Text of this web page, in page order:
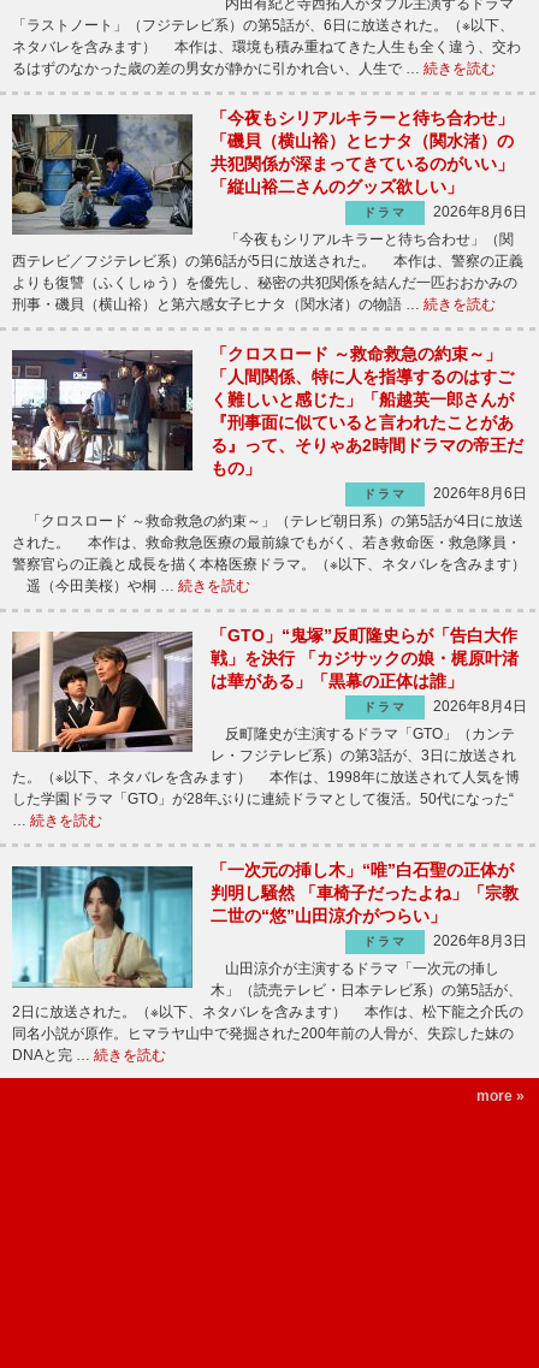
内田有紀と寺西拓人がダブル主演するドラマ
「ラストノート」（フジテレビ系）の第5話が、6日に放送された。（※以下、
ネタバレを含みます） 本作は、環境も積み重ねてきた人生も全く違う、交わ
るはずのなかった歳の差の男女が静かに引かれ合い、人生で … 続きを読む
「今夜もシリアルキラーと待ち合わせ」
「磯貝（横山裕）とヒナタ（関水渚）の
共犯関係が深まってきているのがいい」
「縦山裕二さんのグッズ欲しい」
ドラマ
2026年8月6日
「今夜もシリアルキラーと待ち合わせ」（関
西テレビ／フジテレビ系）の第6話が5日に放送された。 本作は、警察の正義
よりも復讐（ふくしゅう）を優先し、秘密の共犯関係を結んだ一匹おおかみの
刑事・磯貝（横山裕）と第六感女子ヒナタ（関水渚）の物語 … 続きを読む
「クロスロード ～救命救急の約束～」
「人間関係、特に人を指導するのはすご
く難しいと感じた」「船越英一郎さんが
『刑事面に似ていると言われたことがあ
る』って、そりゃあ2時間ドラマの帝王だ
もの」
ドラマ
2026年8月6日
「クロスロード ～救命救急の約束～」（テレビ朝日系）の第5話が4日に放送
された。 本作は、救命救急医療の最前線でもがく、若き救命医・救急隊員・
警察官らの正義と成長を描く本格医療ドラマ。（※以下、ネタバレを含みます）
遥（今田美桜）や桐 … 続きを読む
「GTO」“鬼塚”反町隆史らが「告白大作
戦」を決行 「カジサックの娘・梶原叶渚
は華がある」「黒幕の正体は誰」
ドラマ
2026年8月4日
反町隆史が主演するドラマ「GTO」（カンテ
レ・フジテレビ系）の第3話が、3日に放送され
た。（※以下、ネタバレを含みます） 本作は、1998年に放送されて人気を博
した学園ドラマ「GTO」が28年ぶりに連続ドラマとして復活。50代になった“
… 続きを読む
「一次元の挿し木」“唯”白石聖の正体が
判明し騒然 「車椅子だったよね」「宗教
二世の“悠”山田涼介がつらい」
ドラマ
2026年8月3日
山田涼介が主演するドラマ「一次元の挿し
木」（読売テレビ・日本テレビ系）の第5話が、
2日に放送された。（※以下、ネタバレを含みます） 本作は、松下龍之介氏の
同名小説が原作。ヒマラヤ山中で発掘された200年前の人骨が、失踪した妹の
DNAと完 … 続きを読む
more »